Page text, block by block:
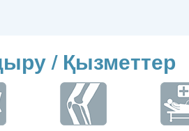
/ Қызметтер